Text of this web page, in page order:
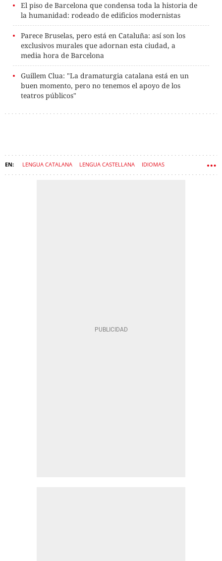
El piso de Barcelona que condensa toda la historia de
la humanidad: rodeado de edificios modernistas
Parece Bruselas, pero está en Cataluña: así son los
exclusivos murales que adornan esta ciudad, a
media hora de Barcelona
Guillem Clua: "La dramaturgia catalana está en un
buen momento, pero no tenemos el apoyo de los
teatros públicos"
LENGUA CATALANA LENGUA CASTELLANA IDIOMAS